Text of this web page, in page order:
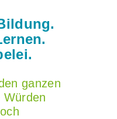
ganzen
Würden